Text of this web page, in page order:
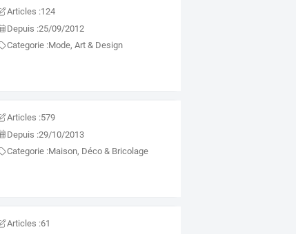
Articles :124
Depuis :25/09/2012
Categorie :Mode, Art & Design
Articles :579
Depuis :29/10/2013
Categorie :Maison, Déco & Bricolage
Articles :61